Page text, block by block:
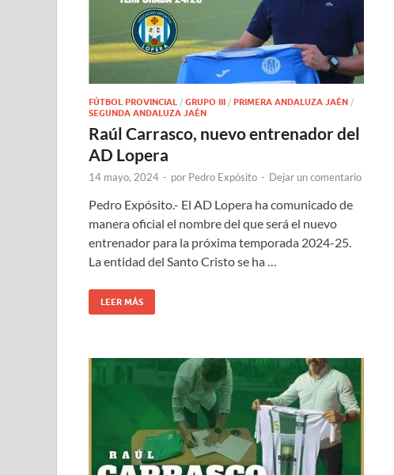
FÚTBOL PROVINCIAL / GRUPO III / PRIMERA ANDALUZA JAÉN /
SEGUNDA ANDALUZA JAÉN
Raúl Carrasco, nuevo entrenador del
AD Lopera
14 mayo, 2024 - por Pedro Expósito - Dejar un comentario
Pedro Expósito.- El AD Lopera ha comunicado de
manera oficial el nombre del que será el nuevo
entrenador para la próxima temporada 2024-25.
La entidad del Santo Cristo se ha …
LEER MÁS